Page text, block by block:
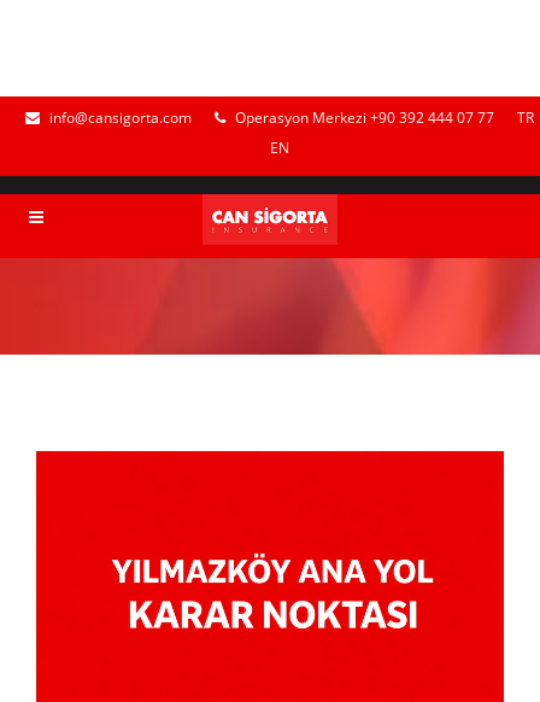
info@cansigorta.com Operasyon Merkezi +90 392 444 07 77
TR
EN